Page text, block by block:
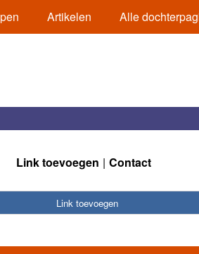
Artikelen Alle
Link toevoegen Contact
Link toevoegen